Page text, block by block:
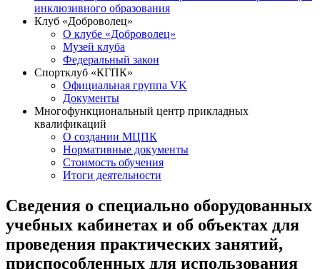
инклюзивного образования
Клуб «Доброволец»
О клубе «Доброволец»
Музей клуба
Федеральный закон
Спортклуб «КГПК»
Официальная группа VK
Документы
Многофункциональный центр прикладных
квалификаций
О создании МЦПК
Нормативные документы
Стоимость обучения
Итоги деятельности
Сведения о специально оборудованных
учебных кабинетах и об объектах для
проведения практических занятий,
приспособленных для использования